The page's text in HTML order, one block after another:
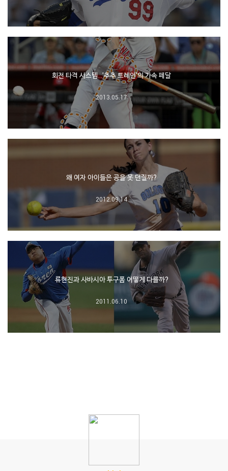
회전 타격 시스템…'추추 트레인'의 가속 페달
2013.05.17
왜 여자 아이들은 공을 못 던질까?
2012.09.14
류현진과 사바시아 투구폼 어떻게 다를까?
2011.06.10